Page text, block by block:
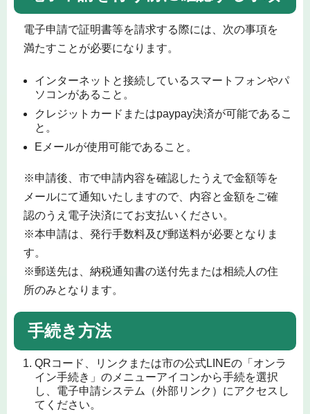
電子申請で証明書等を請求する際には、次の事項を
満たすことが必要になります。
インターネットと接続しているスマートフォンやパ
ソコンがあること。
クレジットカードまたはpaypay決済が可能であるこ
と。
Eメールが使用可能であること。
※申請後、市で申請内容を確認したうえで金額等を
メールにて通知いたしますので、内容と金額をご確
認のうえ電子決済にてお支払いください。
※本申請は、発行手数料及び郵送料が必要となりま
す。
※郵送先は、納税通知書の送付先または相続人の住
所のみとなります。
手続き方法
QRコード、リンクまたは市の公式LINEの「オンラ
イン手続き」のメニューアイコンから手続を選択
し、電子申請システム（外部リンク）にアクセスし
てください。